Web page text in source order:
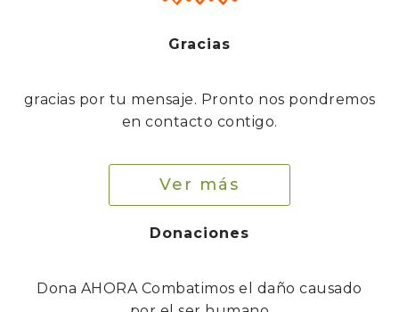
Gracias
gracias por tu mensaje. Pronto nos pondremos
en contacto contigo.
Ver más
Donaciones
Dona AHORA Combatimos el daño causado